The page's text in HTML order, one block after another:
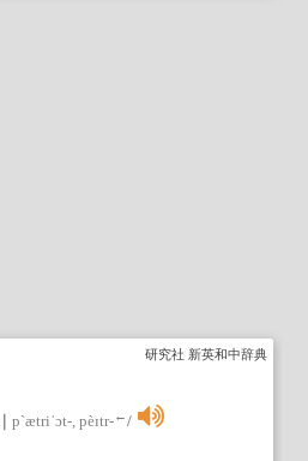
研究社 新英和中辞典
p`ætriˈɔt‐, pèɪtr‐←/